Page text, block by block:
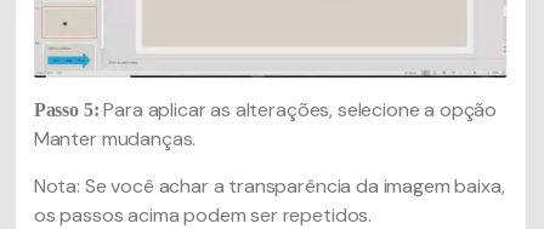
Passo 5: Para aplicar as alterações, selecione a opção
Manter mudanças.
Nota: Se você achar a transparência da imagem baixa,
os passos acima podem ser repetidos.